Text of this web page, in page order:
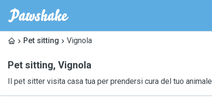
Pet sitting Vignola
Pet sitting, Vignola
Il pet sitter visita casa tua per prendersi cura del tuo animale